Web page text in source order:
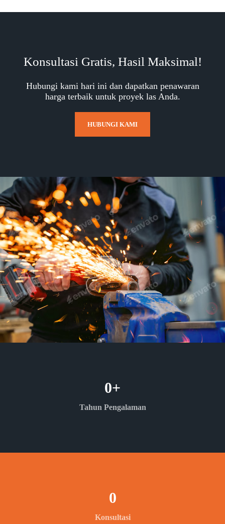
Konsultasi Gratis, Hasil Maksimal!
Hubungi kami hari ini dan dapatkan penawaran
harga terbaik untuk proyek las Anda.
HUBUNGI KAMI
Tahun Pengalaman
0+
Konsultasi
0